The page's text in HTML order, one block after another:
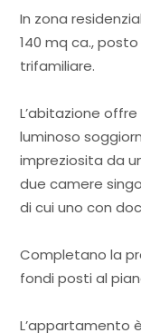
In zona
140 mq ca.,
trifamiliare.
L’abitazione
luminoso
impreziosita da
due camere
di cui uno con
Completano la
fondi posti al
L’appartamento